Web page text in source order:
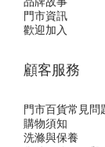
門市資訊
歡迎加入
顧客服務
門市百貨常見
購物須知
洗滌與保養